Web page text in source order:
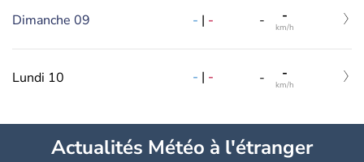
Dimanche 09 - | - - -
km/h
Lundi 10 - | - - -
km/h
Actualités Météo à l'étranger